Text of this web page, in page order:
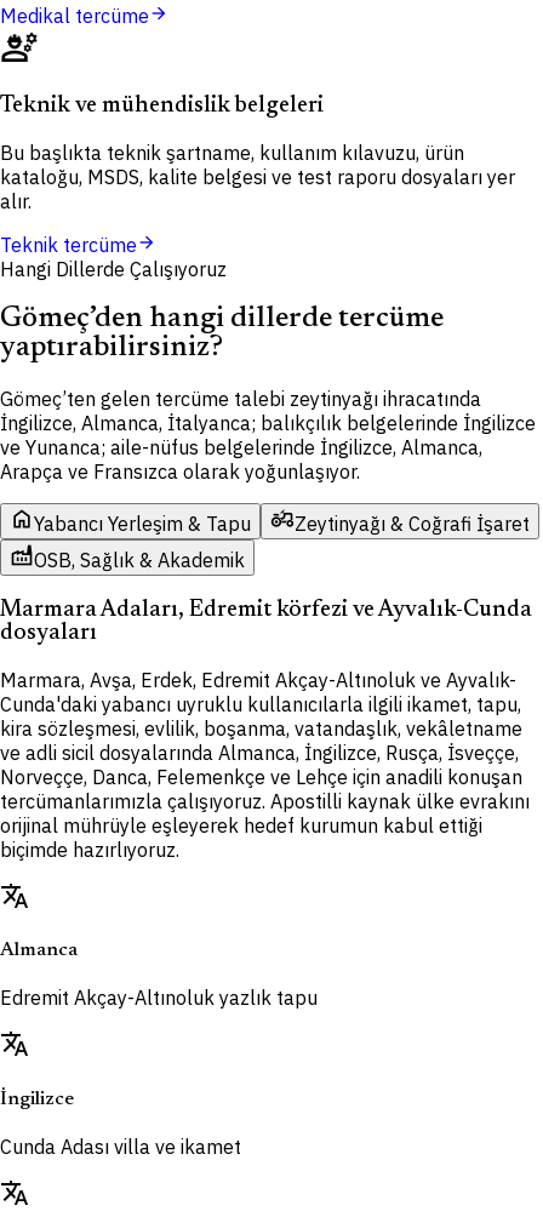
Medikal tercümearrow_forward
engineering
Teknik ve mühendislik belgeleri
Bu başlıkta teknik şartname, kullanım kılavuzu, ürün
kataloğu, MSDS, kalite belgesi ve test raporu dosyaları yer
alır.
Teknik tercümearrow_forward
Hangi Dillerde Çalışıyoruz
Gömeç’den hangi dillerde tercüme
yaptırabilirsiniz?
Gömeç’ten gelen tercüme talebi zeytinyağı ihracatında
İngilizce, Almanca, İtalyanca; balıkçılık belgelerinde İngilizce
ve Yunanca; aile-nüfus belgelerinde İngilizce, Almanca,
Arapça ve Fransızca olarak yoğunlaşıyor.
homeYabancı Yerleşim & Tapu agricultureZeytinyağı & Coğrafi İşaret
factoryOSB, Sağlık & Akademik
Marmara Adaları, Edremit körfezi ve Ayvalık-Cunda
dosyaları
Marmara, Avşa, Erdek, Edremit Akçay-Altınoluk ve Ayvalık-
Cunda'daki yabancı uyruklu kullanıcılarla ilgili ikamet, tapu,
kira sözleşmesi, evlilik, boşanma, vatandaşlık, vekâletname
ve adli sicil dosyalarında Almanca, İngilizce, Rusça, İsveççe,
Norveççe, Danca, Felemenkçe ve Lehçe için anadili konuşan
tercümanlarımızla çalışıyoruz. Apostilli kaynak ülke evrakını
orijinal mührüyle eşleyerek hedef kurumun kabul ettiği
biçimde hazırlıyoruz.
translate
Almanca
Edremit Akçay-Altınoluk yazlık tapu
translate
İngilizce
Cunda Adası villa ve ikamet
translate